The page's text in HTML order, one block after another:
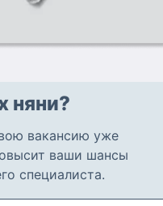
няни?
вакансию уже
ваши шансы
специалиста.